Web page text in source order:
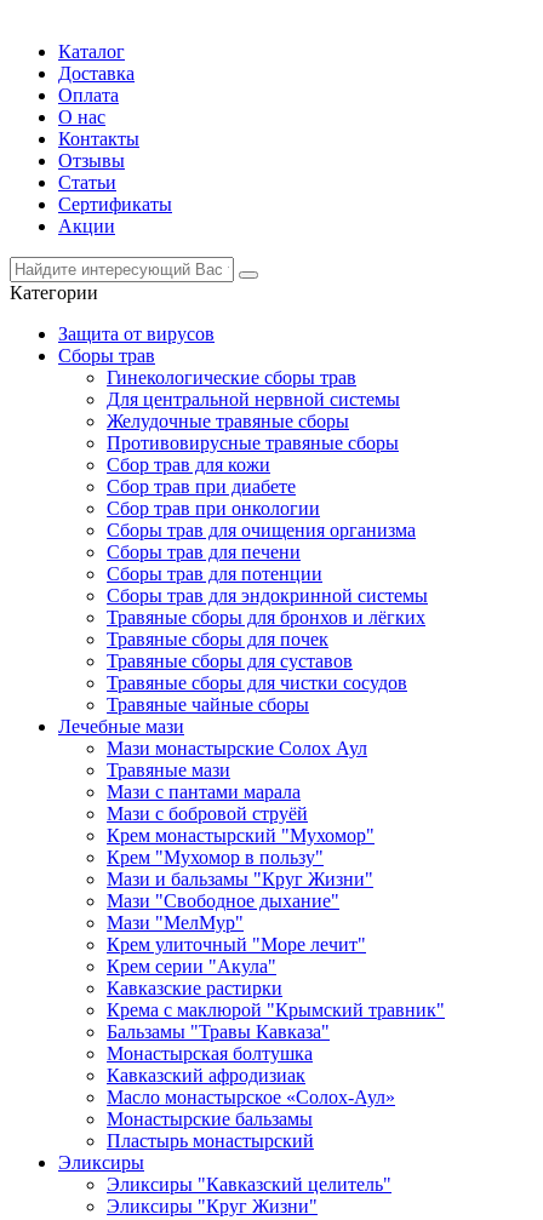
Каталог
Доставка
Оплата
О нас
Контакты
Отзывы
Статьи
Сертификаты
Акции
Категории
Защита от вирусов
Сборы трав
Гинекологические сборы трав
Для центральной нервной системы
Желудочные травяные сборы
Противовирусные травяные сборы
Сбор трав для кожи
Сбор трав при диабете
Сбор трав при онкологии
Сборы трав для очищения организма
Сборы трав для печени
Сборы трав для потенции
Сборы трав для эндокринной системы
Травяные сборы для бронхов и лёгких
Травяные сборы для почек
Травяные сборы для суставов
Травяные сборы для чистки сосудов
Травяные чайные сборы
Лечебные мази
Мази монастырские Солох Аул
Травяные мази
Мази с пантами марала
Мази с бобровой струёй
Крем монастырский "Мухомор"
Крем "Мухомор в пользу"
Мази и бальзамы "Круг Жизни"
Мази "Свободное дыхание"
Мази "МелМур"
Крем улиточный "Море лечит"
Крем серии "Акула"
Кавказские растирки
Крема с маклюрой "Крымский травник"
Бальзамы "Травы Кавказа"
Монастырская болтушка
Кавказский афродизиак
Масло монастырское «Солох-Аул»
Монастырские бальзамы
Пластырь монастырский
Эликсиры
Эликсиры "Кавказский целитель"
Эликсиры "Круг Жизни"